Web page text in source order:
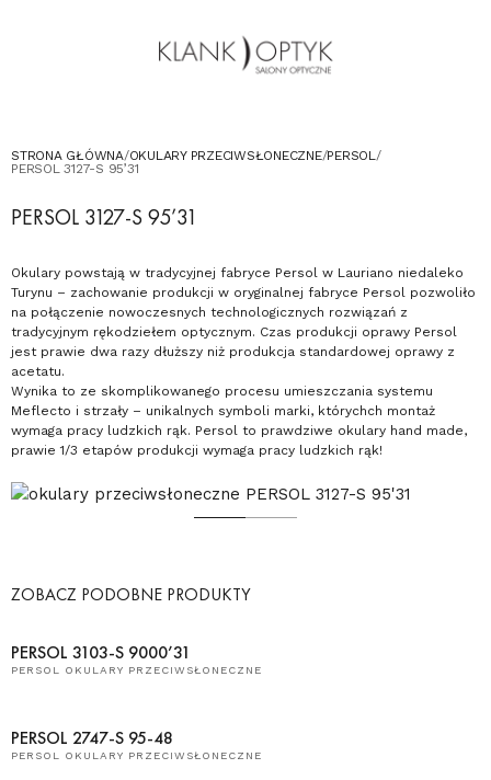
OKULARY DLA DZIECI
KONTAKT
UMÓW WIZYTĘ W SALONIE
STRONA GŁÓWNA/OKULARY PRZECIWSŁONECZNE/PERSOL/
PERSOL 3127-S 95’31
PERSOL 3127-S 95’31
Okulary powstają w tradycyjnej fabryce Persol w Lauriano niedaleko
Turynu – zachowanie produkcji w oryginalnej fabryce Persol pozwoliło
na połączenie nowoczesnych technologicznych rozwiązań z
tradycyjnym rękodziełem optycznym. Czas produkcji oprawy Persol
jest prawie dwa razy dłuższy niż produkcja standardowej oprawy z
acetatu.
Wynika to ze skomplikowanego procesu umieszczania systemu
Meflecto i strzały – unikalnych symboli marki, którychch montaż
wymaga pracy ludzkich rąk. Persol to prawdziwe okulary hand made,
prawie 1/3 etapów produkcji wymaga pracy ludzkich rąk!
ZOBACZ PODOBNE PRODUKTY
PERSOL 3103-S 9000’31
PERSOL OKULARY PRZECIWSŁONECZNE
PERSOL 2747-S 95-48
PERSOL OKULARY PRZECIWSŁONECZNE